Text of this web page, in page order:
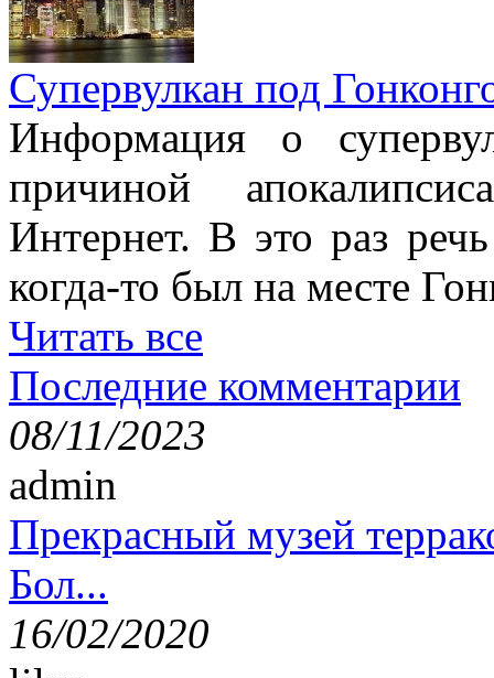
Супервулкан под
Информация о
причиной
Интернет. В это раз
когда-то был на месте
Читать все
Последние комментарии
08/11/2023
admin
Прекрасный музей
Бол...
16/02/2020